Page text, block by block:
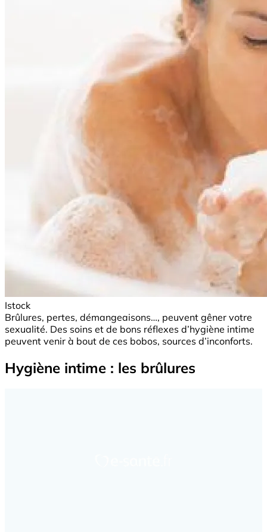
Istock
Brûlures, pertes, démangeaisons…, peuvent gêner votre
sexualité. Des soins et de bons réflexes d’hygiène intime
peuvent venir à bout de ces bobos, sources d’inconforts.
Hygiène intime : les brûlures